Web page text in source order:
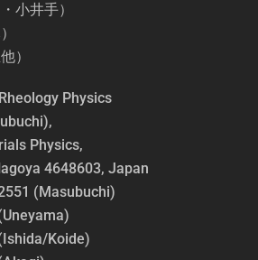
小井手）
）
Physics
Physics,
4648603, Japan
(Masubuchi)
Koide)